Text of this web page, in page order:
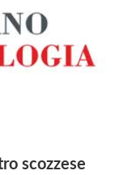
scozzese